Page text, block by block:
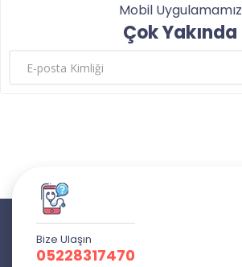
Mobil Uygulamamız
Çok Yakında
Bize Ulaşın
05228317470